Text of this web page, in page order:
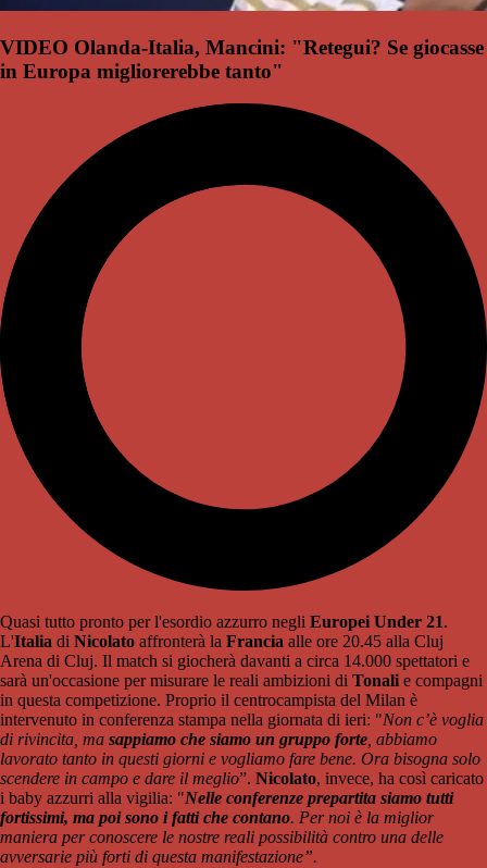
VIDEO Olanda-Italia, Mancini: "Retegui? Se giocasse
in Europa migliorerebbe tanto"
Quasi tutto pronto per l'esordio azzurro negli Europei Under 21.
L'Italia di Nicolato affronterà la Francia alle ore 20.45 alla Cluj
Arena di Cluj. Il match si giocherà davanti a circa 14.000 spettatori e
sarà un'occasione per misurare le reali ambizioni di Tonali e compagni
in questa competizione. Proprio il centrocampista del Milan è
intervenuto in conferenza stampa nella giornata di ieri: "Non c’è voglia
di rivincita, ma sappiamo che siamo un gruppo forte, abbiamo
lavorato tanto in questi giorni e vogliamo fare bene. Ora bisogna solo
scendere in campo e dare il meglio”. Nicolato, invece, ha così caricato
i baby azzurri alla vigilia: "Nelle conferenze prepartita siamo tutti
fortissimi, ma poi sono i fatti che contano. Per noi è la miglior
maniera per conoscere le nostre reali possibilità contro una delle
avversarie più forti di questa manifestazione”.